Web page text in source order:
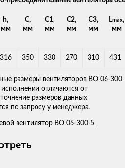
h,
мм
C,
мм
C1,
мм
C2,
мм
C3,
мм
Lmax,
мм
316 350 330 270 310 431
размеры вентиляторов ВО 06-300
отличаются от
размеров данных
по запросу у менеджера.
вентилятор ВО 06-300-5